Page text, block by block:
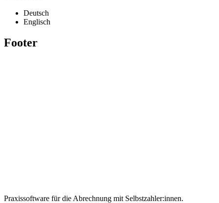
Deutsch
Englisch
Footer
Praxissoftware für die Abrechnung mit Selbstzahler:innen.